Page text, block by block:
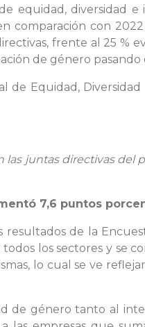
equidad, diversidad
con 2022
frente al 25 %
de género pasando
de Equidad,
las juntas directivas
7,6 puntos
resultados de la
los sectores y se
lo cual se ve
de género tanto al